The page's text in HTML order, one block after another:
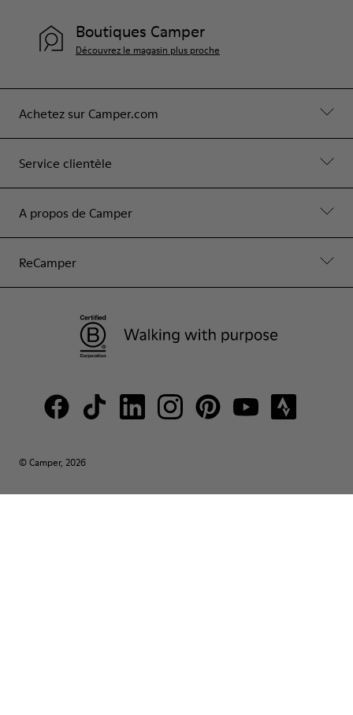
Achetez sur Camper.com
Service clientèle
A propos de Camper
ReCamper
Boutiques Camper
Découvrez le magasin plus proche
© Camper, 2026